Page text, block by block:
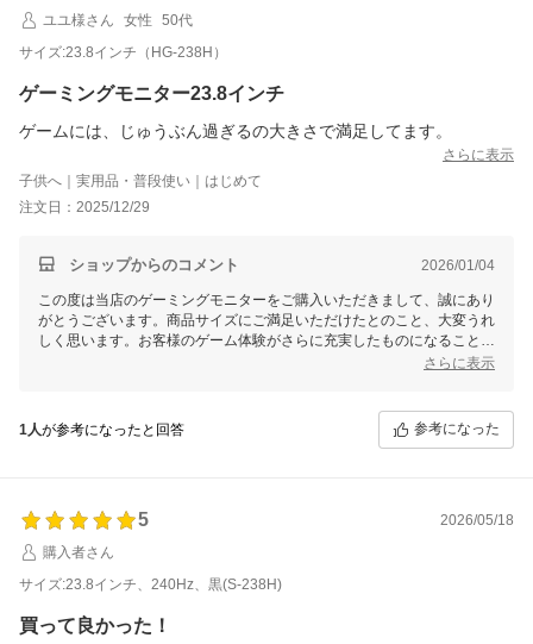
ユユ様さん
女性
50代
サイズ:23.8インチ（HG-238H）
ゲーミングモニター23.8インチ
ゲームには、じゅうぶん過ぎるの大きさで満足してます。
さらに表示
子供へ｜実用品・普段使い｜はじめて
注文日：2025/12/29
ショップからのコメント 2026/01/04
この度は当店のゲーミングモニターをご購入いただきまして、誠にあり
がとうございます。商品サイズにご満足いただけたとのこと、大変うれ
しく思います。お客様のゲーム体験がさらに充実したものになることを
願っております。何かご不明な点やお気づきの点がございましたら、い
さらに表示
1人が参考になったと回答 参考になった
5
2026/05/18
購入者さん
サイズ:23.8インチ、240Hz、黒(S-238H)
買って良かった！